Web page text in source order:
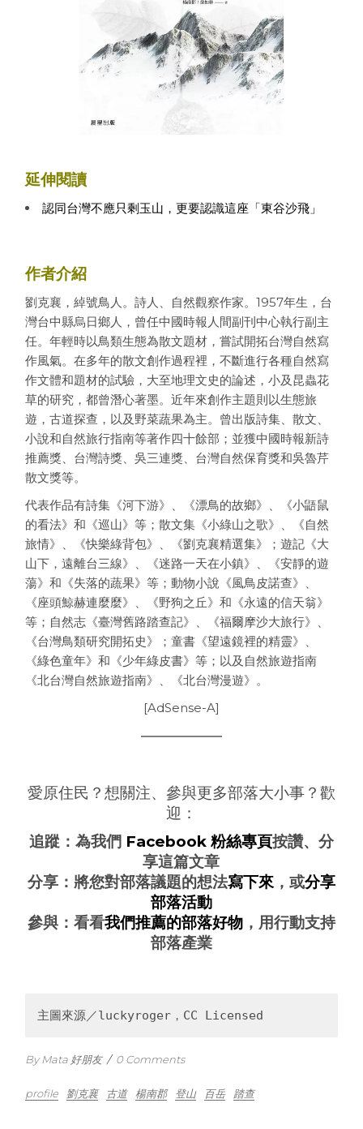
延伸閱讀
認同台灣不應只剩玉山，更要認識這座「東谷沙飛」
作者介紹
劉克襄，綽號鳥人。詩人、自然觀察作家。1957年生，台
灣台中縣烏日鄉人，曾任中國時報人間副刊中心執行副主
任。年輕時以鳥類生態為散文題材，嘗試開拓台灣自然寫
作風氣。在多年的散文創作過程裡，不斷進行各種自然寫
作文體和題材的試驗，大至地理文史的論述，小及昆蟲花
草的研究，都曾潛心著墨。近年來創作主題則以生態旅
遊，古道探查，以及野菜蔬果為主。曾出版詩集、散文、
小說和自然旅行指南等著作四十餘部；並獲中國時報新詩
推薦獎、台灣詩獎、吳三連獎、台灣自然保育獎和吳魯芹
散文獎等。
代表作品有詩集《河下游》、《漂鳥的故鄉》、《小鼯鼠
的看法》和《巡山》等；散文集《小綠山之歌》、《自然
旅情》、《快樂綠背包》、《劉克襄精選集》；遊記《大
山下，遠離台三線》、《迷路一天在小鎮》、《安靜的遊
蕩》和《失落的蔬果》等；動物小說《風鳥皮諾查》、
《座頭鯨赫連麼麼》、《野狗之丘》和《永遠的信天翁》
等；自然志《臺灣舊路踏查記》、《福爾摩沙大旅行》、
《台灣鳥類研究開拓史》；童書《望遠鏡裡的精靈》、
《綠色童年》和《少年綠皮書》等；以及自然旅遊指南
《北台灣自然旅遊指南》、《北台灣漫遊》。
[AdSense-A]
愛原住民？想關注、參與更多部落大小事？歡
迎：
追蹤：為我們 Facebook 粉絲專頁按讚、分
享這篇文章
分享：將您對部落議題的想法寫下來，或分享
部落活動
參與：看看我們推薦的部落好物，用行動支持
部落產業
主圖來源／luckyroger，CC Licensed
By Mata 好朋友 / 0 Comments
profile 劉克襄 古道 楊南郡 登山 百岳 踏查